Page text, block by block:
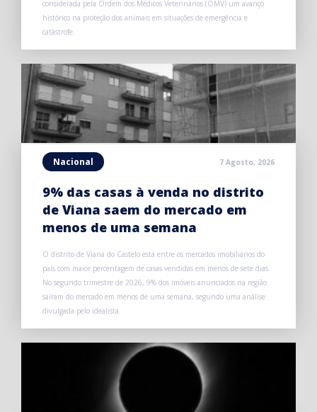
considerada pela Ordem dos Médicos Veterinários (OMV) um avanço
histórico na proteção dos animais em situações de emergência e
catástrofe.
Nacional 7 Agosto, 2026
9% das casas à venda no distrito
de Viana saem do mercado em
menos de uma semana
O distrito de Viana do Castelo está entre os mercados imobiliários do
país com maior percentagem de casas vendidas em menos de sete dias.
No segundo trimestre de 2026, 9% dos imóveis anunciados na região
saíram do mercado em menos de uma semana, segundo uma análise
divulgada pelo idealista.